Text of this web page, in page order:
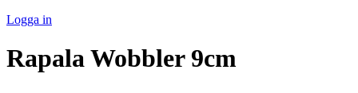
Logga in
Rapala Wobbler 9cm